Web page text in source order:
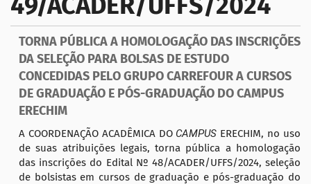
a
ç
ã
o
TORNA PÚBLICA A HOMOLOGAÇÃO DAS INSCRIÇÕES
DA SELEÇÃO PARA BOLSAS DE ESTUDO
CONCEDIDAS PELO GRUPO CARREFOUR A CURSOS
DE GRADUAÇÃO E PÓS-GRADUAÇÃO DO CAMPUS
ERECHIM
A COORDENAÇÃO ACADÊMICA DO CAMPUS ERECHIM, no uso
de suas atribuições legais, torna pública a homologação
das inscrições do Edital Nº 48/ACADER/UFFS/2024, seleção
de bolsistas em cursos de graduação e pós-graduação do